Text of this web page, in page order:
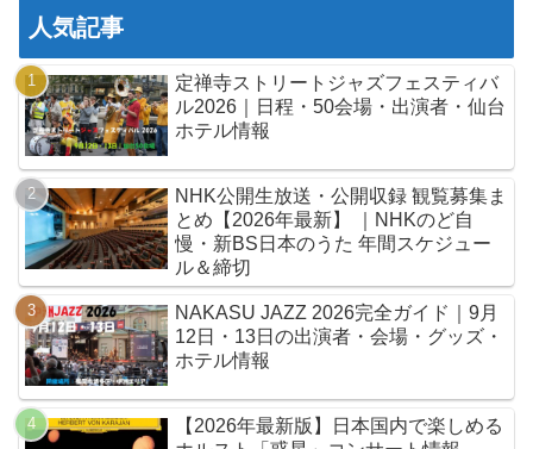
人気記事
定禅寺ストリートジャズフェスティバ
ル2026｜日程・50会場・出演者・仙台
ホテル情報
NHK公開生放送・公開収録 観覧募集ま
とめ【2026年最新】 ｜NHKのど自
慢・新BS日本のうた 年間スケジュー
ル＆締切
NAKASU JAZZ 2026完全ガイド｜9月
12日・13日の出演者・会場・グッズ・
ホテル情報
【2026年最新版】日本国内で楽しめる